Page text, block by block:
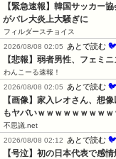
【緊急速報】韓国サッカー
がバレ大炎上大騒ぎに
フィルダースチョイス
2026/08/08 02:05
あとで読む
【悲報】弱者男性、フェミ
わんこーる速報！
2026/08/08 02:05
あとで読む
【画像】家入レオさん、想
もヤバいｗｗｗｗｗｗｗｗ
不思議.net
2026/08/08 02:12
あとで読む
【号泣】初の日本代表で感